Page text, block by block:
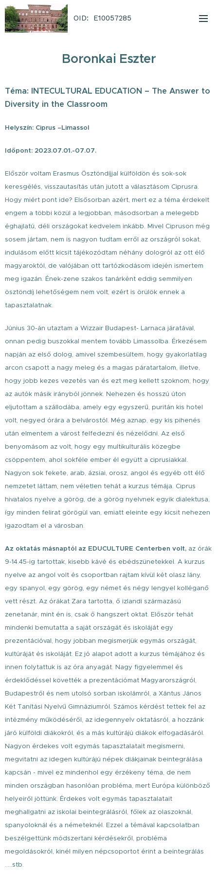
OID: E10057285
Boronkai Eszter
Téma: INTECULTURAL EDUCATION – The Answer to
Diversity in the Classroom
Helyszín: Ciprus –Limassol
Időpont: 2023.07.01.-07.07.
Először voltam Erasmus Ösztöndíjjal külföldön és sok-sok
keresgélés, visszautasítás után jutott a választásom Ciprusra.
Hogy miért pont ide? Elsősorban azért, mert ez a téma érdekelt
engem a többi közül a legjobban, másodsorban a melegebb
éghajlatú, déli országokat kedvelem inkább. Mivel Cipruson még
sosem jártam, nem is nagyon tudtam erről az országról sokat,
indulásom előtt kicsit tájékozódtam néhány dologról az ott élő
magyaroktól, de valójában ott tartózkodásom idején ismertem
meg igazán. Ének-zene szakos tanárként eddig semmilyen
ösztöndíj lehetőségem nem volt, ezért is örülök ennek a
tapasztalatnak.
Június 30-án utaztam a Wizzair Budapest- Larnaca járatával,
onnan pedig buszokkal mentem tovább Limassolba. Érkezésem
napján az első dolog, amivel szembesültem, hogy gyakorlatilag
arcon csapott a nagy meleg és a magas páratartalom, illetve,
hogy jobb kezes vezetés van és ezt meg kellett szoknom, hogy
az autók másik irányból jönnek. Nehezen és hosszú úton
eljutottam a szállodába, amely egy egyszerű, puritán kis hotel
volt, negyed órára a belvárostól. Még aznap, egy kis pihenés
után elmentem a várost felfedezni és nézelődni. Az első
benyomásom az volt, hogy egy multikulturális közegbe
csöppentem, ahol sokféle ember él együtt a ciprusiakkal.
Nagyon sok fekete, arab, ázsiai, orosz, angol és egyéb ott élő
nemzetet láttam, nem véletlen tehát a kurzus témája. Ciprus
hivatalos nyelve a görög, de a görög nyelvnek egyik dialektusa,
így minden felirat görögül van, emiatt eleinte egy kicsit nehezen
igazodtam el a városban.
Az oktatás másnaptól az EDUCULTURE Centerben volt, az órák
9-14.45-ig tartottak, kisebb kávé és ebédszünetekkel. A kurzus
nyelve az angol volt és csoportban rajtam kívül két olasz lány,
egy spanyol, egy görög, egy német és négy lengyel kolléganő
vett részt. Az órákat Zara tartotta, ő izlandi származású
zenetanár, mint én is, csak ő hangszert oktat. Először tehát
mindenki bemutatta a saját országát és iskoláját egy
prezentációval, hogy jobban megismerjük egymás országát,
kultúráját és iskoláját. Ez jó alapot adott a kurzus témájához és
innen folytattuk is az óra anyagát. Nagy figyelemmel és
érdeklődéssel követték a prezentációmat Magyarországról,
Budapestről és nem utolsó sorban iskolámról, a Xántus János
Két Tanítási Nyelvű Gimnáziumról. Számos kérdést tettek fel az
intézmény működéséről, az idegennyelv oktatásról, a hozzánk
járó külföldi diákokról, és a más kultúrájú diákok elfogadásáról.
Nagyon érdekes volt egymás tapasztalatait megismerni,
megvitatni az idegen kultúrájú népek diákjainak beintegrálása
kapcsán - mivel ez mindenhol egy érzékeny téma, de nem
minden országban hasonlóan probléma, mert Európa különböző
helyeiről jöttünk. Érdekes volt egymás tapasztalatait
meghallgatni az iskolai beintegrálásról, főlek az olaszoknál,
spanyoloknál és a németeknél. Ezzel a témával kapcsolatban
beszélgettünk módszertani kérdésekről, probléma
megoldásokról, kinél milyen népcsoportot érint a beintegrálás
…..stb.